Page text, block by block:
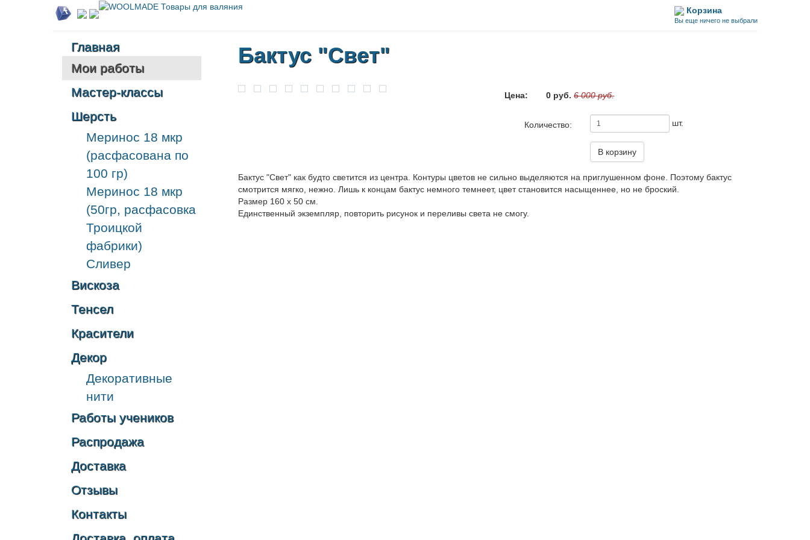
Корзина
Вы еще ничего не выбрали
Главная
Мои работы
Мастер-классы
Шерсть
Меринос 18 мкр
(расфасована по
100 гр)
Меринос 18 мкр
(50гр, расфасовка
Троицкой
фабрики)
Сливер
Вискоза
Тенсел
Красители
Декор
Декоративные
нити
Работы учеников
Распродажа
Доставка
Отзывы
Контакты
Бактус "Свет"
Цена: 0 руб.6 000 руб.
Количество: шт.
В корзину
Бактус "Свет" как будто светится из центра. Контуры цветов не сильно выделяются на приглушенном фоне. Поэтому бактус
смотрится мягко, нежно. Лишь к концам бактус немного темнеет, цвет становится насыщеннее, но не броский.
Размер 160 х 50 см.
Единственный экземпляр, повторить рисунок и переливы света не смогу.